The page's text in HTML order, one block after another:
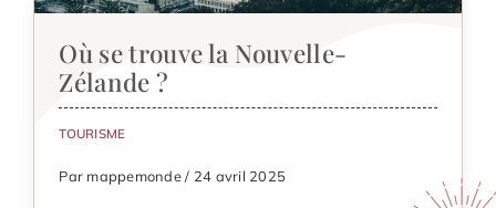
Où se trouve la Nouvelle-
Zélande ?
TOURISME
Par mappemonde / 24 avril 2025